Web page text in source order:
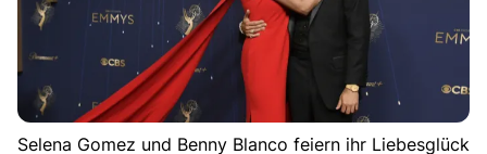
Selena Gomez und Benny Blanco feiern ihr Liebesglück